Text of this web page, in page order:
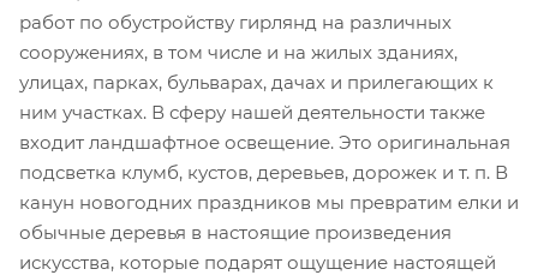
работ по обустройству гирлянд на различных
сооружениях, в том числе и на жилых зданиях,
улицах, парках, бульварах, дачах и прилегающих к
ним участках. В сферу нашей деятельности также
входит ландшафтное освещение. Это оригинальная
подсветка клумб, кустов, деревьев, дорожек и т. п. В
канун новогодних праздников мы превратим елки и
обычные деревья в настоящие произведения
искусства, которые подарят ощущение настоящей